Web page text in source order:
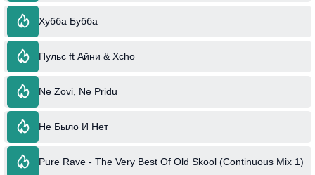
Хубба Бубба
Пульс ft Айни & Xcho
Ne Zovi, Ne Pridu
Не Было И Нет
Pure Rave - The Very Best Of Old Skool (Continuous Mix 1)